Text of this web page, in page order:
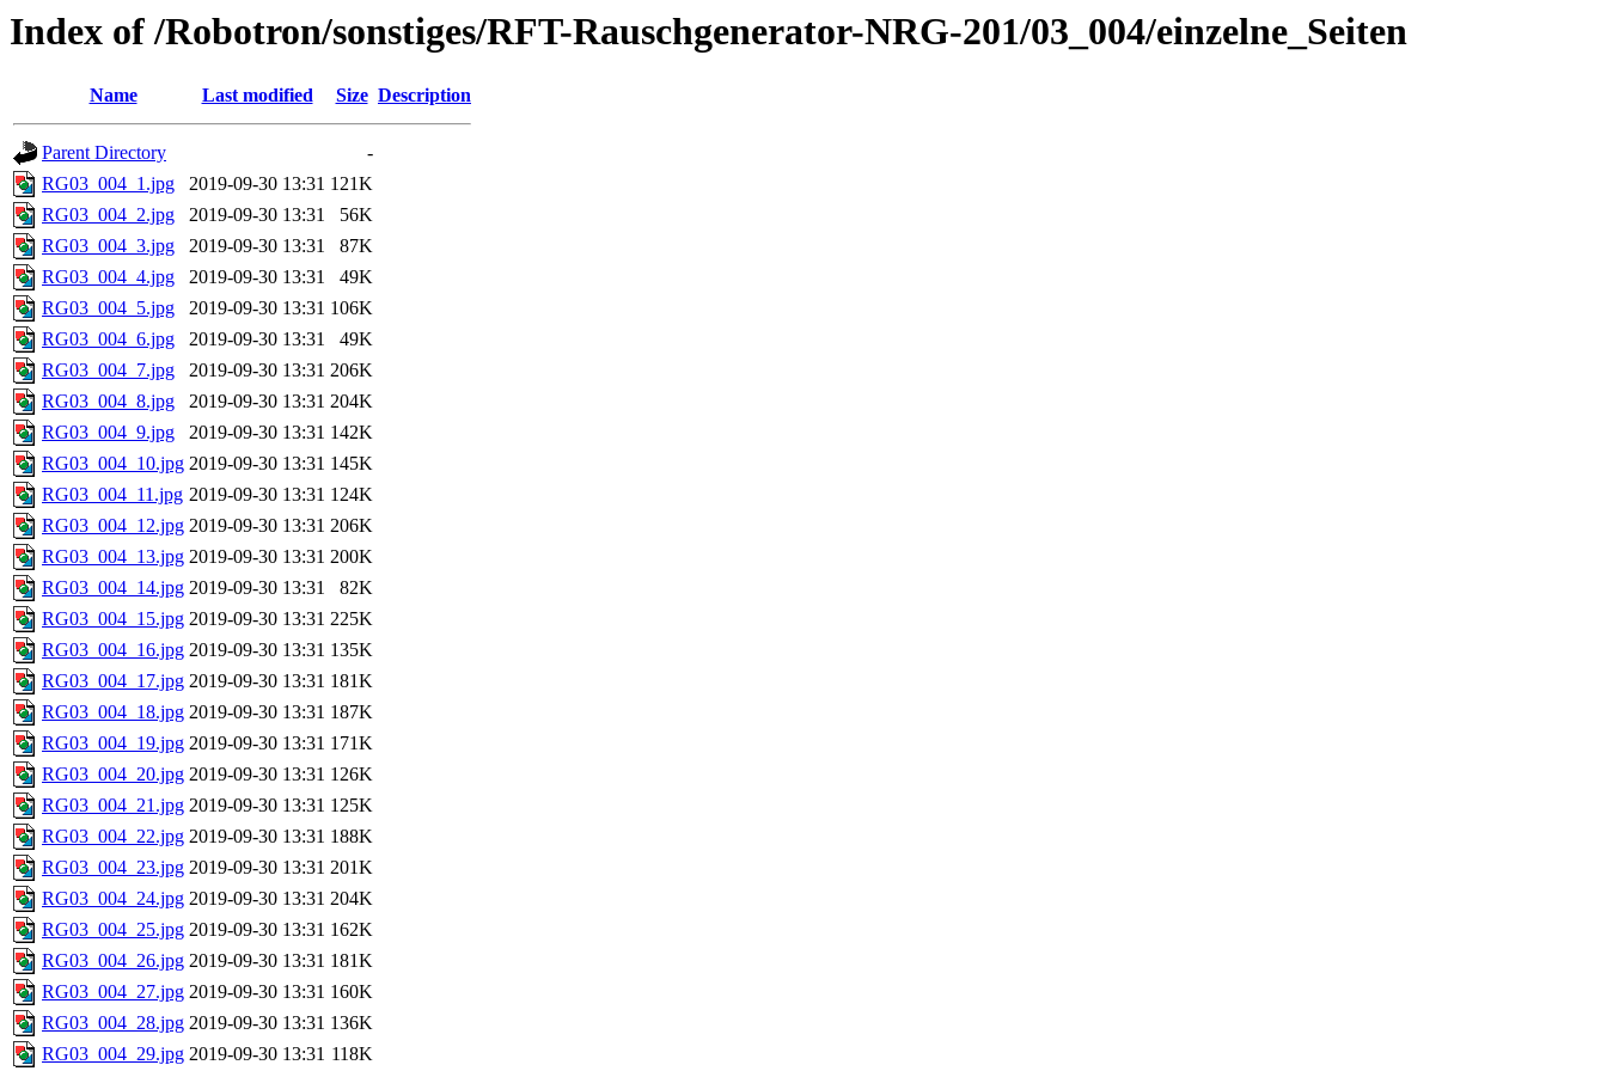
Index of /Robotron/sonstiges/RFT-Rauschgenerator-NRG-201/03_004/einzelne_Seiten
Name Last modified Size Description
Parent Directory
-
RG03_004_1.jpg
2019-09-30 13:31 121K
RG03_004_2.jpg
2019-09-30 13:31
56K
RG03_004_3.jpg
2019-09-30 13:31
87K
RG03_004_4.jpg
2019-09-30 13:31
49K
RG03_004_5.jpg
2019-09-30 13:31 106K
RG03_004_6.jpg
2019-09-30 13:31
49K
RG03_004_7.jpg
2019-09-30 13:31 206K
RG03_004_8.jpg
2019-09-30 13:31 204K
RG03_004_9.jpg
2019-09-30 13:31 142K
RG03_004_10.jpg 2019-09-30 13:31 145K
RG03_004_11.jpg 2019-09-30 13:31 124K
RG03_004_12.jpg 2019-09-30 13:31 206K
RG03_004_13.jpg 2019-09-30 13:31 200K
RG03_004_14.jpg 2019-09-30 13:31
82K
RG03_004_15.jpg 2019-09-30 13:31 225K
RG03_004_16.jpg 2019-09-30 13:31 135K
RG03_004_17.jpg 2019-09-30 13:31 181K
RG03_004_18.jpg 2019-09-30 13:31 187K
RG03_004_19.jpg 2019-09-30 13:31 171K
RG03_004_20.jpg 2019-09-30 13:31 126K
RG03_004_21.jpg 2019-09-30 13:31 125K
RG03_004_22.jpg 2019-09-30 13:31 188K
RG03_004_23.jpg 2019-09-30 13:31 201K
RG03_004_24.jpg 2019-09-30 13:31 204K
RG03_004_25.jpg 2019-09-30 13:31 162K
RG03_004_26.jpg 2019-09-30 13:31 181K
RG03_004_27.jpg 2019-09-30 13:31 160K
RG03_004_28.jpg 2019-09-30 13:31 136K
RG03_004_29.jpg 2019-09-30 13:31 118K